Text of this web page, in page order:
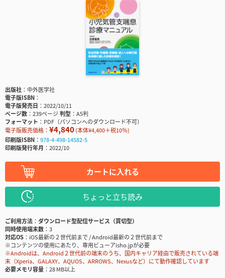
出版社
中外医学社
電子版ISBN
電子版発売日
2022/10/11
ページ数
239ページ判型
A5判
フォーマット
PDF（パソコンへのダウンロード不可）
電子版販売価格： ¥4,840(本体¥4,400＋税10％)
印刷版ISBN
978-4-498-14582-5
印刷版発行年月
2022/10
カートに入れる
ちょっと立ち読み
ご利用方法
ダウンロード型配信サービス（買切型）
同時使用端末数
3
対応OS
iOS最新の２世代前まで / Android最新の２世代前まで
※コンテンツの使用にあたり、専用ビューアisho.jpが必要
※Androidは、Android２世代前の端末のうち、国内キャリア経由で販売されている端
末（Xperia、GALAXY、AQUOS、ARROWS、Nexusなど）にて動作確認しています
必要メモリ容量
28 MB以上